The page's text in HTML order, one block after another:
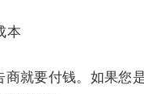
本
商就要付钱。如果您